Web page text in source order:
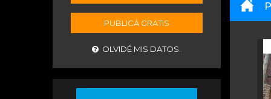
PUBLICÁ GRATIS
OLVIDÉ MIS DATOS.